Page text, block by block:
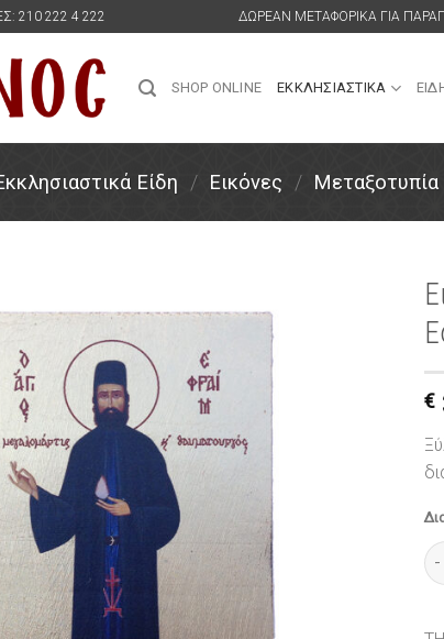
210 222 4 222 ΔΩΡΕΑΝ ΜΕΤΑΦΟΡΙΚΑ ΓΙΑ
SHOP ONLINE ΕΚΚΛΗΣΙΑΣΤΙΚΑ
Είδη / Εικόνες / Μεταξοτυπία
€